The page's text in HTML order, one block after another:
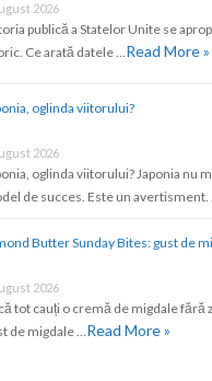
2026
publică a Statelor Unite se
Ce arată datele …Read More »
oglinda viitorului?
2026
oglinda viitorului? Japonia nu
de succes. Este un avertisment.
Butter Sunday Bites: gust de
2026
tot cauți o cremă de migdale fără
de migdale …Read More »